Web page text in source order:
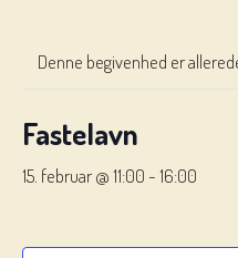
Denne begivenhed er
Fastelavn
15. februar @ 11:00 -16:00